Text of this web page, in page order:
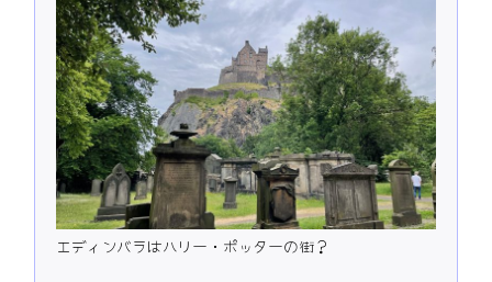
エディンバラはハリー・ポッターの街？